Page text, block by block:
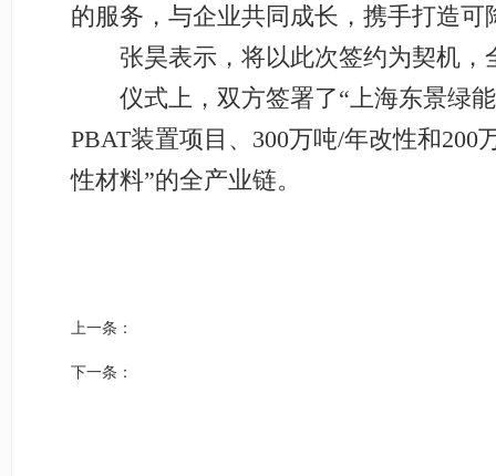
的服务，与企业共同成长，携手打造可
张昊表示，将以此次签约为契机，
仪式上，双方签署了“上海东景绿能
PBAT装置项目、300万吨/年改性和
性材料”的全产业链。
上一条：
下一条：